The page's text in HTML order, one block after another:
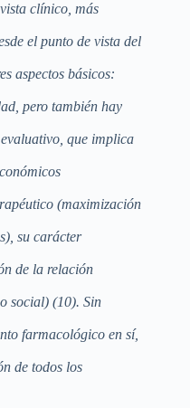
clínico, más
el punto de vista del
aspectos básicos:
pero también hay
que implica
(maximización
su carácter
de la relación
social) (10). Sin
farmacológico en sí,
de todos los